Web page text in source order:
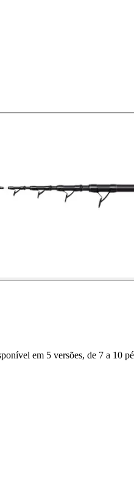
em 5 versões, de 7 a 10